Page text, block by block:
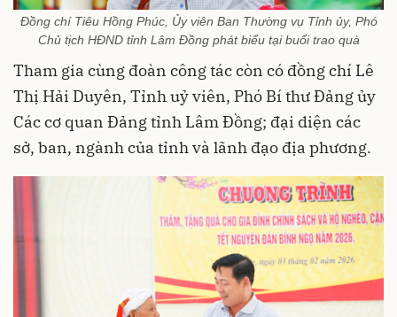
Đồng chí Tiêu Hồng Phúc, Ủy viên Ban Thường vụ Tỉnh ủy, Phó
Chủ tịch HĐND tỉnh Lâm Đồng phát biểu tại buổi trao quà
Tham gia cùng đoàn công tác còn có đồng chí Lê
Thị Hải Duyên, Tỉnh uỷ viên, Phó Bí thư Đảng ủy
Các cơ quan Đảng tỉnh Lâm Đồng; đại diện các
sở, ban, ngành của tỉnh và lãnh đạo địa phương.